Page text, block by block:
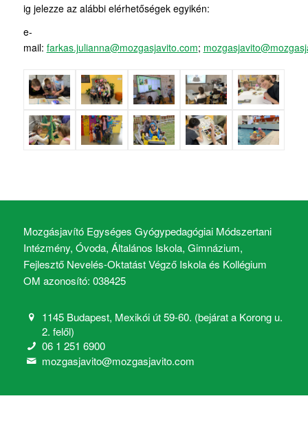
ig jelezze az alábbi elérhetőségek egyikén:
e-
mail: farkas.julianna@mozgasjavito.com;
Mozgásjavító Egységes Gyógypedagógiai Módszertani
Intézmény, Óvoda, Általános Iskola, Gimnázium,
Fejlesztő Nevelés-Oktatást Végző Iskola és Kollégium
OM azonosító: 038425
1145 Budapest, Mexikói út 59-60. (bejárat a Korong u.
2. felől)
06 1 251 6900
mozgasjavito@mozgasjavito.com